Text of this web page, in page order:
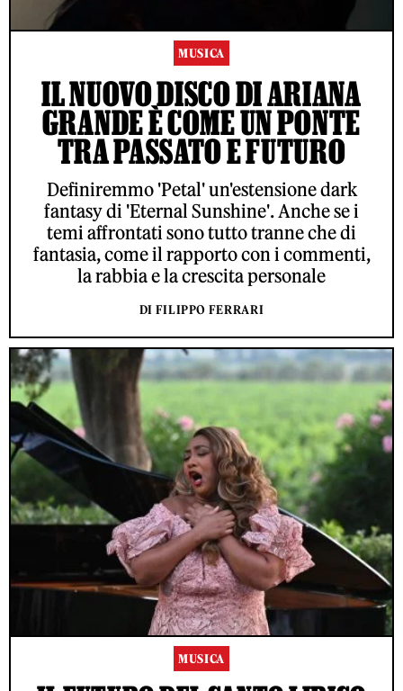
MUSICA
IL NUOVO DISCO DI ARIANA
GRANDE È COME UN PONTE
TRA PASSATO E FUTURO
Definiremmo 'Petal' un'estensione dark
fantasy di 'Eternal Sunshine'. Anche se i
temi affrontati sono tutto tranne che di
fantasia, come il rapporto con i commenti,
la rabbia e la crescita personale
DI FILIPPO FERRARI
MUSICA